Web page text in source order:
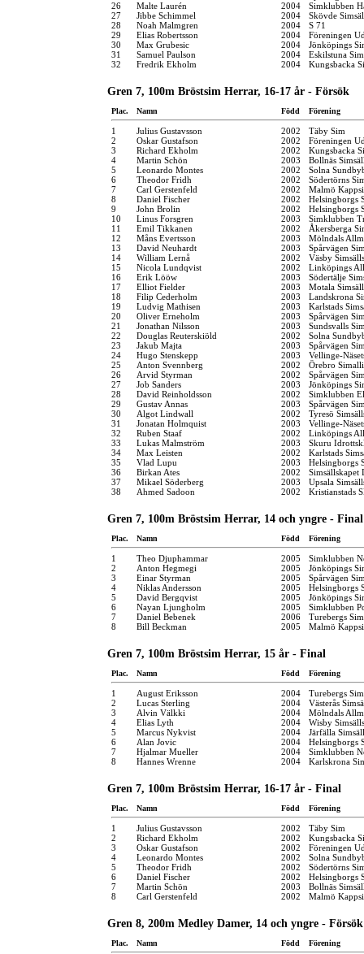
26
Malte Laurén 2004
Simklubben
27
Jibbe Schimmel 2004
Skövde
28
Noah Malmgren 2004
S 71
29
Elias Robertsson 2004
Föreningen
30
Max Grubesic 2004
Jönköpings
31
Samuel Paulson 2004
Eskilstuna
32
Fredrik Ekholm 2004 Kungsbacka
Gren 7, 100m Bröstsim Herrar, 16-17 år - Försök
Plac. Namn Född Förening
1 Julius Gustavsson 2002
Täby Sim
2
Oskar Gustafson 2002
Föreningen
3
Richard Ekholm 2002
Kungsbacka
4
Martin Schön 2003
Bollnäs
5
Leonardo Montes 2002
Solna
6
Theodor Fridh 2002
Södertörns
7
Carl Gerstenfeld 2002
Malmö
8
Daniel Fischer 2002
Helsingborgs
9
John Brolin 2002
Helsingborgs
10
Linus Forsgren 2003
Simklubben
11
Emil Tikkanen 2002
Åkersberga
12
Måns Evertsson 2003
Mölndals
13
David Neuhardt 2003
Spårvägen
14
William Lernå 2002
Väsby
15
Nicola Lundqvist 2002
Linköpings
16
Erik Lööw 2003
Södertälje
17
Elliot Fielder 2003
Motala
18
Filip Cederholm 2003
Landskrona
19
Ludvig Mathisen 2003
Karlstads
20
Oliver Erneholm 2003
Spårvägen
21
Jonathan Nilsson 2003
Sundsvalls
22
Douglas Reuterskiöld 2002
Solna
23
Jakub Majta 2003
Spårvägen
24
Hugo Stenskepp 2003
Vellinge-
25
Anton Svennberg 2002
Örebro
26
Arvid Styrman 2002
Spårvägen
27
Job Sanders 2003
Jönköpings
28
David Reinholdsson 2002
Simklubben
29
Gustav Annas 2003
Spårvägen
30
Algot Lindwall 2002
Tyresö
31
Jonatan Holmquist 2003
Vellinge-
32
Ruben Staaf 2002
Linköpings
33
Lukas Malmström 2003
Skuru
34
Max Leisten 2002
Karlstads
35
Vlad Lupu 2003
Helsingborgs
36
Birkan Ates 2002
Simsällskapet
37
Mikael Söderberg 2003
Upsala
38
Ahmed Sadoon 2002 Kristianstads
Gren 7, 100m Bröstsim Herrar, 14 och yngre - Final
Plac. Namn Född Förening
1 Theo Djuphammar 2005
Simklubben
2
Anton Hegmegi 2005
Jönköpings
3
Einar Styrman 2005
Spårvägen
4
Niklas Andersson 2005
Helsingborgs
5
David Bergqvist 2005
Jönköpings
6
Nayan Ljungholm 2005
Simklubben
7
Daniel Bebenek 2006
Turebergs
8
Bill Beckman 2005 Malmö
Gren 7, 100m Bröstsim Herrar, 15 år - Final
Plac. Namn Född Förening
1 August Eriksson 2004
Turebergs
2
Lucas Sterling 2004
Västerås
3
Alvin Välkki 2004
Mölndals
4
Elias Lyth 2004
Wisby
5
Marcus Nykvist 2004
Järfälla
6
Alan Jovic 2004
Helsingborgs
7
Hjalmar Mueller 2004
Simklubben
8
Hannes Wrenne 2004 Karlskrona
Gren 7, 100m Bröstsim Herrar, 16-17 år - Final
Plac. Namn Född Förening
1 Julius Gustavsson 2002
Täby Sim
2
Richard Ekholm 2002
Kungsbacka
3
Oskar Gustafson 2002
Föreningen
4
Leonardo Montes 2002
Solna
5
Theodor Fridh 2002
Södertörns
6
Daniel Fischer 2002
Helsingborgs
7
Martin Schön 2003
Bollnäs
8
Carl Gerstenfeld 2002 Malmö
Gren 8, 200m Medley Damer, 14 och yngre - Försök
Plac. Namn Född Förening